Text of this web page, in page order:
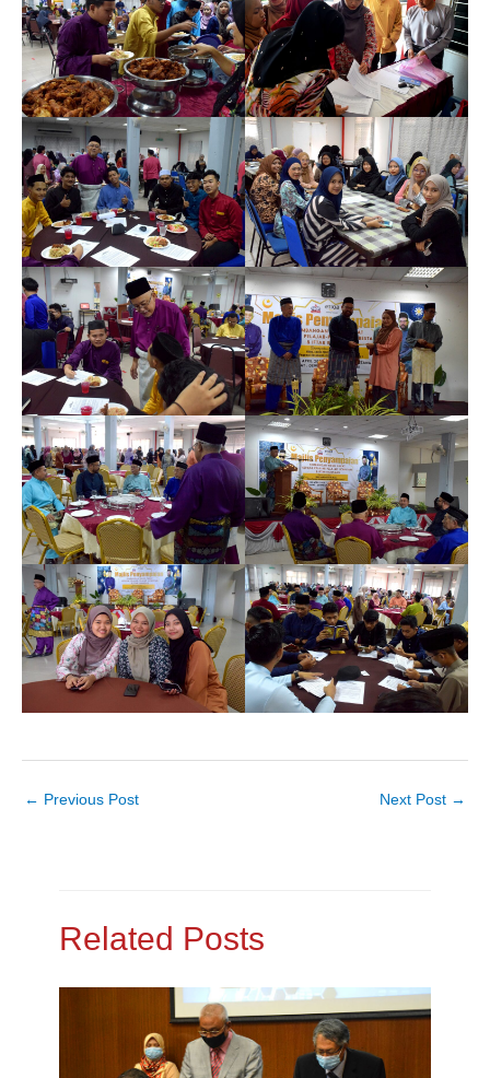
← Previous Post Next Post →
Related Posts